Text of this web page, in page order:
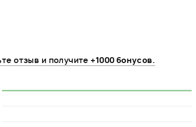
отзыв и получите +1000 бонусов.